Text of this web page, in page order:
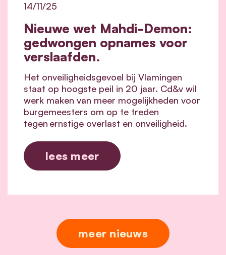
Nieuwe wet Mahdi-Demon:
gedwongen opnames voor
verslaafden.
14/11/25
Het onveiligheidsgevoel bij Vlamingen
staat op hoogste peil in 20 jaar. Cd&v wil
werk maken van meer mogelijkheden voor
burgemeesters om op te treden
tegen ernstige overlast en onveiligheid.
lees meer
meer nieuws